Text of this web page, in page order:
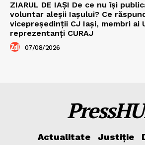
ZIARUL DE IAȘI De ce nu își
voluntar aleșii Iașului? Ce
vicepreședinții CJ Iași, membri ai
reprezentanți CURAJ
07/08/2026
Actualitate Justiție